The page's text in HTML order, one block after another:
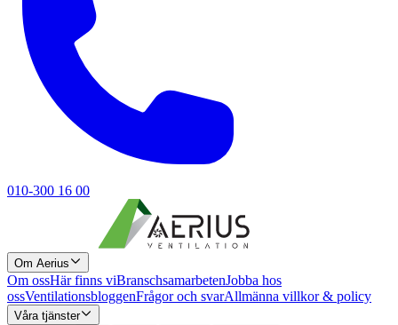
010-300 16 00
Om Aerius
Om ossHär finns viBranschsamarbetenJobba hos
ossVentilationsbloggenFrågor och svarAllmänna villkor & policy
Våra tjänster